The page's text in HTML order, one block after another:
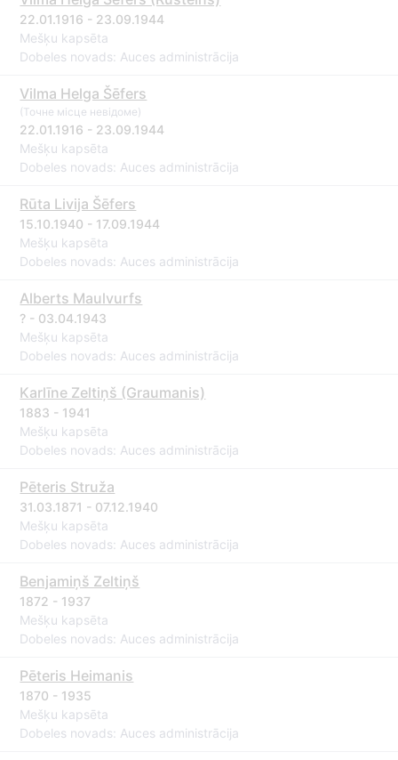
22.01.1916 - 23.09.1944
Mešķu kapsēta
Dobeles novads: Auces administrācija
Vilma Helga Šēfers
(Точне місце невідоме)
22.01.1916 - 23.09.1944
Mešķu kapsēta
Dobeles novads: Auces administrācija
Rūta Livija Šēfers
15.10.1940 - 17.09.1944
Mešķu kapsēta
Dobeles novads: Auces administrācija
Alberts Maulvurfs
? - 03.04.1943
Mešķu kapsēta
Dobeles novads: Auces administrācija
Karlīne Zeltiņš (Graumanis)
1883 - 1941
Mešķu kapsēta
Dobeles novads: Auces administrācija
Pēteris Struža
31.03.1871 - 07.12.1940
Mešķu kapsēta
Dobeles novads: Auces administrācija
Benjamiņš Zeltiņš
1872 - 1937
Mešķu kapsēta
Dobeles novads: Auces administrācija
Pēteris Heimanis
1870 - 1935
Mešķu kapsēta
Dobeles novads: Auces administrācija